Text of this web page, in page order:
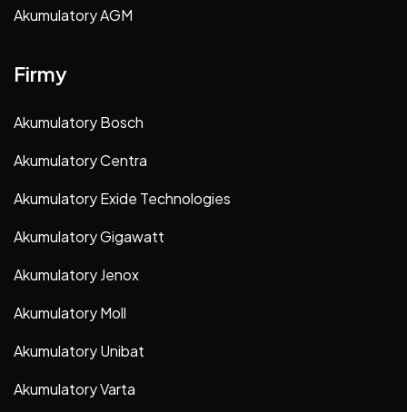
Akumulatory AGM
Firmy
Akumulatory Bosch
Akumulatory Centra
Akumulatory Exide Technologies
Akumulatory Gigawatt
Akumulatory Jenox
Akumulatory Moll
Akumulatory Unibat
Akumulatory Varta